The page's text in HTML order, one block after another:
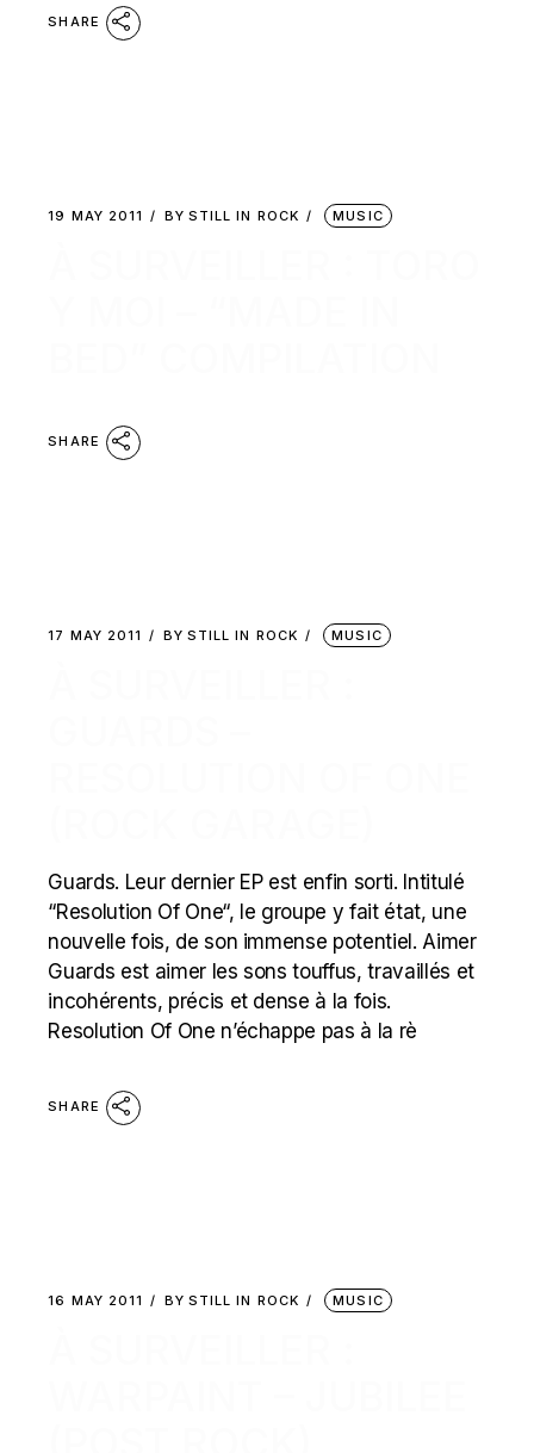
SHARE
19 MAY 2011 BY STILL IN ROCK MUSIC
SHARE
17 MAY 2011 BY STILL IN ROCK MUSIC
Guards. Leur dernier EP est enfin sorti. Intitulé
“Resolution Of One“, le groupe y fait état, une
nouvelle fois, de son immense potentiel. Aimer
Guards est aimer les sons touffus, travaillés et
incohérents, précis et dense à la fois.
Resolution Of One n’échappe pas à la rè
SHARE
16 MAY 2011 BY STILL IN ROCK MUSIC